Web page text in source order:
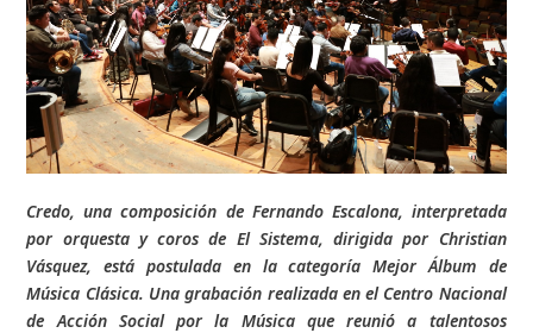
Credo, una composición de Fernando Escalona, interpretada
por orquesta y coros de El Sistema, dirigida por Christian
Vásquez, está postulada en la categoría Mejor Álbum de
Música Clásica. Una grabación realizada en el Centro Nacional
de Acción Social por la Música que reunió a talentosos